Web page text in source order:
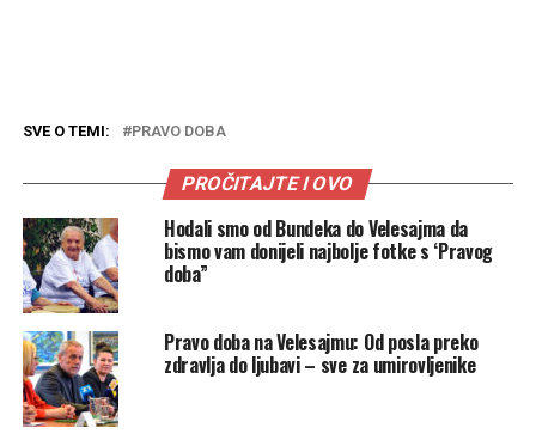
SVE O TEMI: PRAVO DOBA
PROČITAJTE I OVO
Hodali smo od Bundeka do Velesajma da
bismo vam donijeli najbolje fotke s ‘Pravog
doba”
Pravo doba na Velesajmu: Od posla preko
zdravlja do ljubavi – sve za umirovljenike